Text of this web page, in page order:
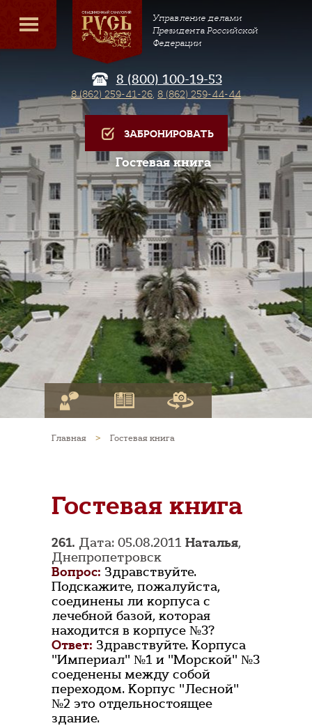
Управление делами
Президента Российской
Федерации
8 (800) 100-19-53
8 (862) 259-41-26, 8 (862) 259-44-44
ЗАБРОНИРОВАТЬ
Гостевая книга
Главная > Гостевая книга
Гостевая книга
261. Дата: 05.08.2011 Наталья,
Днепропетровск
Вопрос: Здравствуйте.
Подскажите, пожалуйста,
соединены ли корпуса с
лечебной базой, которая
находится в корпусе №3?
Ответ: Здравствуйте. Корпуса
"Империал" №1 и "Морской" №3
соеденены между собой
переходом. Корпус "Лесной"
№2 это отдельностоящее
здание.